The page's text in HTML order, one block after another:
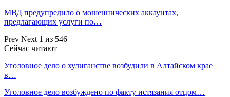
МВД предупредило о мошеннических аккаунтах,
предлагающих услуги по…
Prev Next 1 из 546
Сейчас читают
Уголовное дело о хулиганстве возбудили в Алтайском крае
в…
Уголовное дело возбуждено по факту истязания отцом…